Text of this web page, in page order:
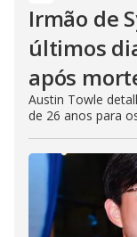
Irmão de
últimos
após
Austin Towle
de 26 anos para